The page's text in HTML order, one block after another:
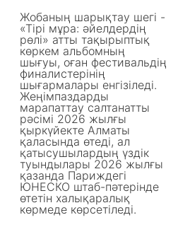
Жобаның шарықтау шегі -
«Тірі мұра: әйелдердің
рөлі» атты тақырыптық
көркем альбомның
шығуы, оған фестивальдің
финалистерінің
шығармалары енгізіледі.
Жеңімпаздарды
марапаттау салтанатты
рәсімі 2026 жылғы
қыркүйекте Алматы
қаласында өтеді, ал
қатысушылардың үздік
туындылары 2026 жылғы
қазанда Париждегі
ЮНЕСКО штаб-пәтерінде
өтетін халықаралық
көрмеде көрсетіледі.